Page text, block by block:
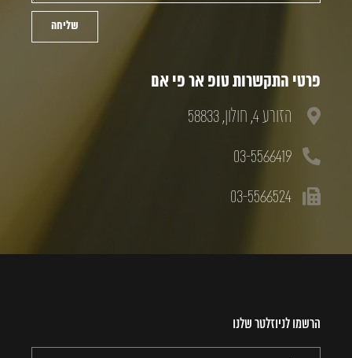
שליחה
פרטי התקשרות טופ אר פי אם
הזורע 4, חולון, 58833
03-5566419
03-5566524
הרשמו לניוזלטר שלנו